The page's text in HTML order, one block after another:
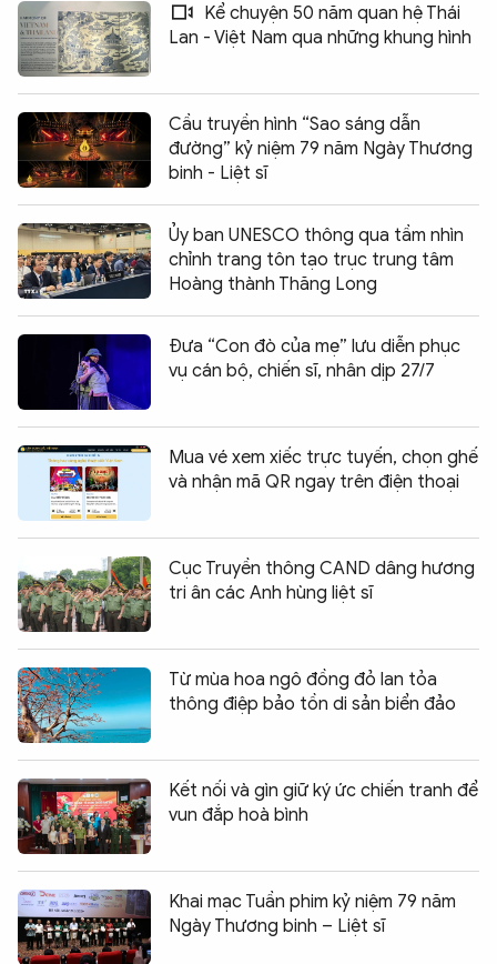
Kể chuyện 50 năm quan hệ Thái
Lan - Việt Nam qua những khung hình
Cầu truyền hình “Sao sáng dẫn
đường” kỷ niệm 79 năm Ngày Thương
binh - Liệt sĩ
Ủy ban UNESCO thông qua tầm nhìn
chỉnh trang tôn tạo trục trung tâm
Hoàng thành Thăng Long
Đưa “Con đò của mẹ” lưu diễn phục
vụ cán bộ, chiến sĩ, nhân dịp 27/7
Mua vé xem xiếc trực tuyến, chọn ghế
và nhận mã QR ngay trên điện thoại
Cục Truyền thông CAND dâng hương
tri ân các Anh hùng liệt sĩ
Từ mùa hoa ngô đồng đỏ lan tỏa
thông điệp bảo tồn di sản biển đảo
Kết nối và gìn giữ ký ức chiến tranh để
vun đắp hoà bình
Khai mạc Tuần phim kỷ niệm 79 năm
Ngày Thương binh – Liệt sĩ